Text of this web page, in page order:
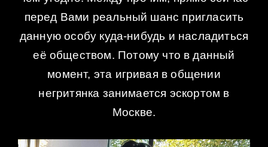
перед Вами реальный шанс пригласить
данную особу куда-нибудь и насладиться
её обществом. Потому что в данный
момент, эта игривая в общении
негритянка занимается эскортом в
Москве.